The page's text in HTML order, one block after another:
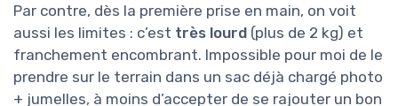
Par contre, dès la première prise en main, on voit
aussi les limites : c’est très lourd (plus de 2 kg) et
franchement encombrant. Impossible pour moi de le
prendre sur le terrain dans un sac déjà chargé photo
+ jumelles, à moins d’accepter de se rajouter un bon